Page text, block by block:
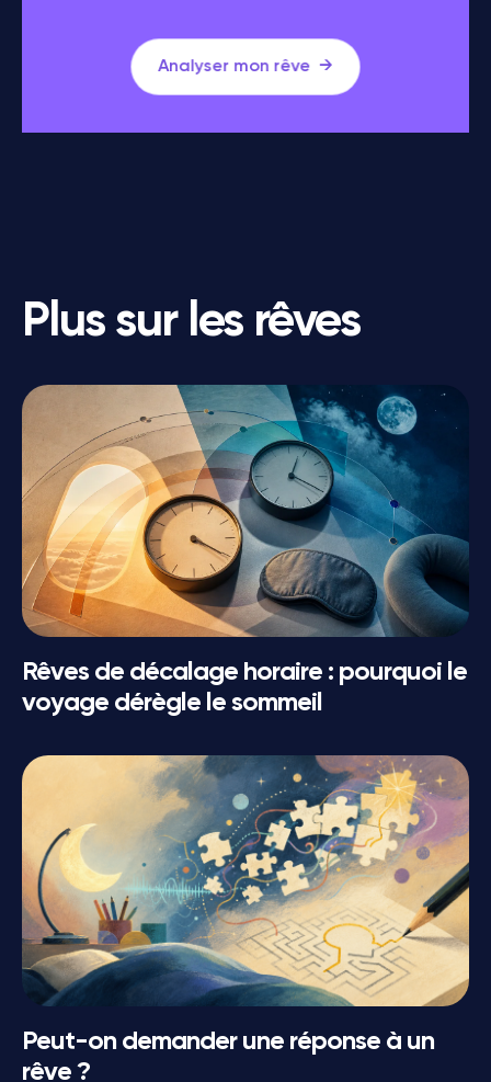
Analyser mon rêve
Plus sur les rêves
Rêves de décalage horaire : pourquoi le
voyage dérègle le sommeil
Peut-on demander une réponse à un
rêve ?